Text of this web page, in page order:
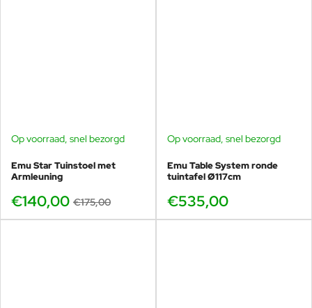
-20%
Op voorraad, snel bezorgd
Emu Star Tuinstoel met
Armleuning
€140,00 €175,00
Op voorraad, snel bezorgd
Emu Table System ronde
tuintafel Ø117cm
€535,00